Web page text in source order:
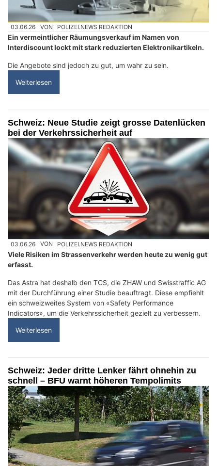
03.06.26 VON POLIZEI.NEWS REDAKTION
Ein vermeintlicher Räumungsverkauf im Namen von
Interdiscount lockt mit stark reduzierten Elektronikartikeln.
Die Angebote sind jedoch zu gut, um wahr zu sein.
Weiterlesen
Schweiz: Neue Studie zeigt grosse Datenlücken
bei der Verkehrssicherheit auf
03.06.26 VON POLIZEI.NEWS REDAKTION
Viele Risiken im Strassenverkehr werden heute zu wenig gut
erfasst.
Das Astra hat deshalb den TCS, die ZHAW und Swisstraffic AG
mit der Durchführung einer Studie beauftragt. Diese empfiehlt
ein schweizweites System von «Safety Performance
Indicators», um die Verkehrssicherheit gezielt zu verbessern.
Weiterlesen
Schweiz: Jeder dritte Lenker fährt ohnehin zu
schnell – BFU warnt höheren Tempolimits